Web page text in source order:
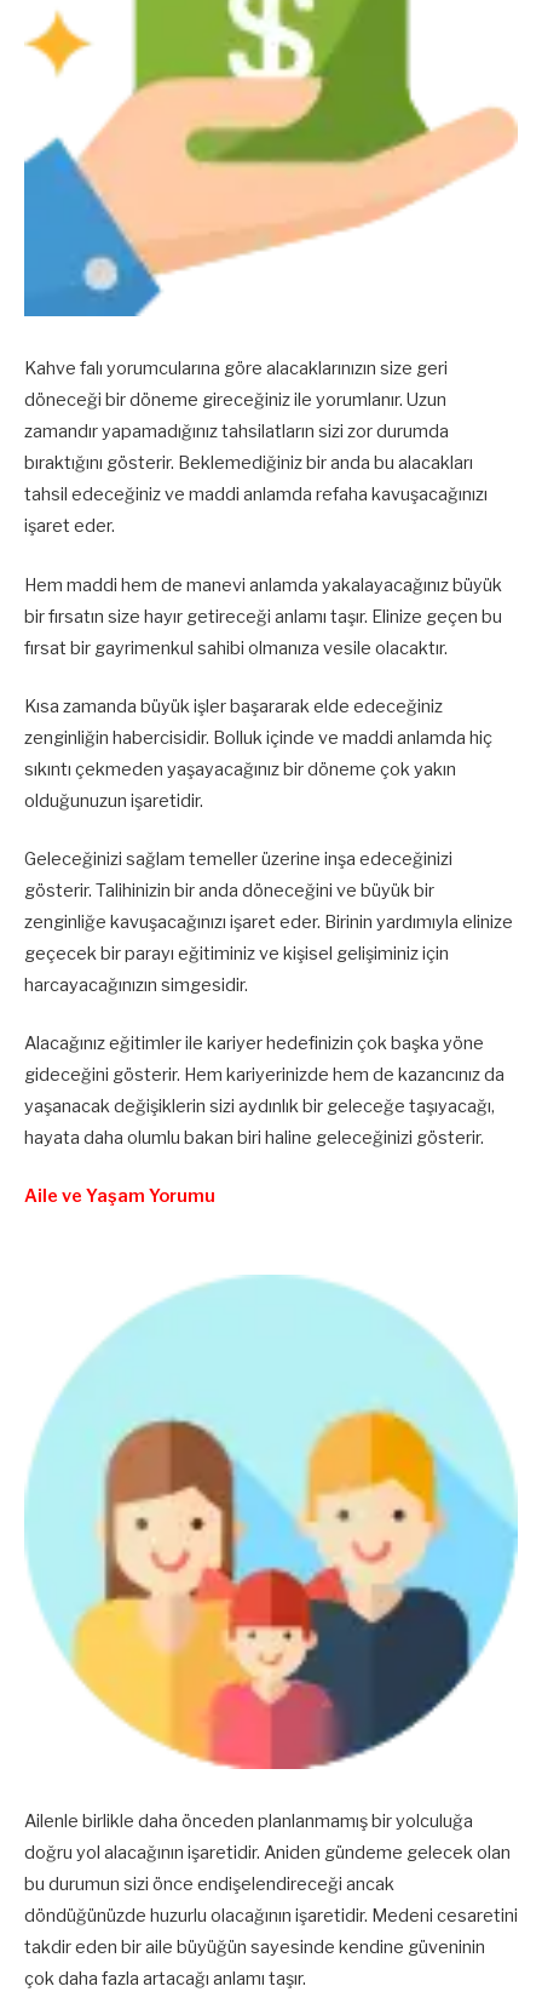
Kahve falı yorumcularına göre alacaklarınızın size geri
döneceği bir döneme gireceğiniz ile yorumlanır. Uzun
zamandır yapamadığınız tahsilatların sizi zor durumda
bıraktığını gösterir. Beklemediğiniz bir anda bu alacakları
tahsil edeceğiniz ve maddi anlamda refaha kavuşacağınızı
işaret eder.
Hem maddi hem de manevi anlamda yakalayacağınız büyük
bir fırsatın size hayır getireceği anlamı taşır. Elinize geçen bu
fırsat bir gayrimenkul sahibi olmanıza vesile olacaktır.
Kısa zamanda büyük işler başararak elde edeceğiniz
zenginliğin habercisidir. Bolluk içinde ve maddi anlamda hiç
sıkıntı çekmeden yaşayacağınız bir döneme çok yakın
olduğunuzun işaretidir.
Geleceğinizi sağlam temeller üzerine inşa edeceğinizi
gösterir. Talihinizin bir anda döneceğini ve büyük bir
zenginliğe kavuşacağınızı işaret eder. Birinin yardımıyla elinize
geçecek bir parayı eğitiminiz ve kişisel gelişiminiz için
harcayacağınızın simgesidir.
Alacağınız eğitimler ile kariyer hedefinizin çok başka yöne
gideceğini gösterir. Hem kariyerinizde hem de kazancınız da
yaşanacak değişiklerin sizi aydınlık bir geleceğe taşıyacağı,
hayata daha olumlu bakan biri haline geleceğinizi gösterir.
Aile ve Yaşam Yorumu
Ailenle birlikle daha önceden planlanmamış bir yolculuğa
doğru yol alacağının işaretidir. Aniden gündeme gelecek olan
bu durumun sizi önce endişelendireceği ancak
döndüğünüzde huzurlu olacağının işaretidir. Medeni cesaretini
takdir eden bir aile büyüğün sayesinde kendine güveninin
çok daha fazla artacağı anlamı taşır.